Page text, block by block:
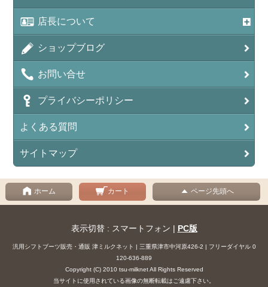
店長について
ショップブログ
お問い合せ
プライバシーポリシー
よくある質問
サイトマップ
ホーム カート ページ先頭へ
表示切替 : スマートフォン | PC版
汎用シフトブーツ販売・通販 津ミルクネット | 三重県津市中河原426-2 | フリーダイヤル 0
120-636-889
Copyright (C) 2010 tsu-milknet All Rights Reserved
当サイトに使用されている画像の無断転載はご遠慮下さい。